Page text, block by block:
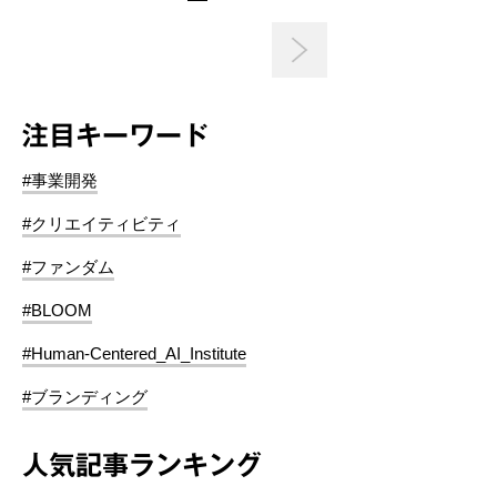
注目キーワード
#事業開発
#クリエイティビティ
#ファンダム
#BLOOM
#Human-Centered_AI_Institute
#ブランディング
人気記事ランキング